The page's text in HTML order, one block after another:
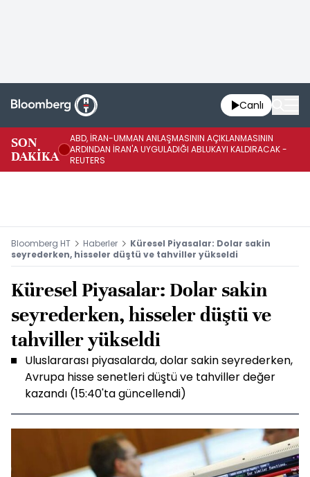
Canlı
SON
DAKİKA
ABD, İRAN-UMMAN ANLAŞMASININ AÇIKLANMASININ
ARDINDAN İRAN'A UYGULADIĞI ABLUKAYI KALDIRACAK -
REUTERS
Bloomberg HT Haberler
Küresel Piyasalar: Dolar sakin
seyrederken, hisseler düştü ve tahviller yükseldi
Küresel Piyasalar: Dolar sakin
seyrederken, hisseler düştü ve
tahviller yükseldi
Uluslararası piyasalarda, dolar sakin seyrederken,
Avrupa hisse senetleri düştü ve tahviller değer
kazandı (15:40'ta güncellendi)